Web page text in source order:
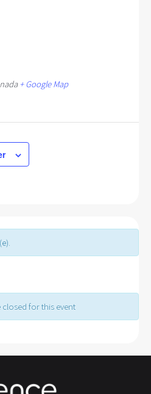
+ Google Map
closed for this event